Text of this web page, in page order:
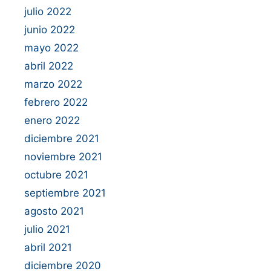
julio 2022
junio 2022
mayo 2022
abril 2022
marzo 2022
febrero 2022
enero 2022
diciembre 2021
noviembre 2021
octubre 2021
septiembre 2021
agosto 2021
julio 2021
abril 2021
diciembre 2020